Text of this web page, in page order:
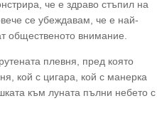
че е здраво стъпил на
се убеждавам, че е най-
общественото внимание.
плевня, пред която
кой с цигара, кой с манерка
към луната пълни небето с